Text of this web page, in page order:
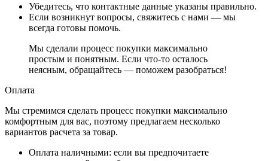
Убедитесь, что контактные данные указаны правильно.
Если возникнут вопросы, свяжитесь с нами — мы
всегда готовы помочь.
Мы сделали процесс покупки максимально
простым и понятным. Если что-то осталось
неясным, обращайтесь — поможем разобраться!
Оплата
Мы стремимся сделать процесс покупки максимально
комфортным для вас, поэтому предлагаем несколько
вариантов расчета за товар.
Оплата наличными: если вы предпочитаете